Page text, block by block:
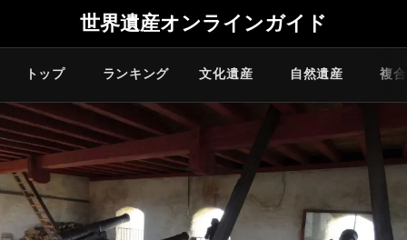
世界遺産オンラインガイド
トップ ランキング 文化遺産 自然遺産 複